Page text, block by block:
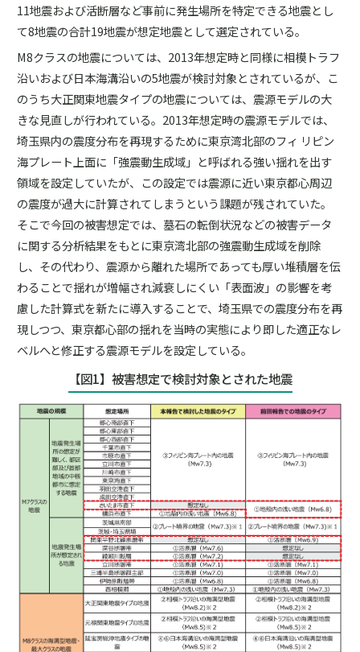
11地震および活断層など事前に発生場所を特定できる地震とし
て8地震の合計19地震が想定地震として選定されている。
M8クラスの地震については、2013年想定時と同様に相模トラフ
沿いおよび日本海溝沿いの5地震が検討対象とされているが、こ
のうち大正関東地震タイプの地震については、震源モデルの大
きな見直しが行われている。2013年想定時の震源モデルでは、
埼玉県内の震度分布を再現するために東京湾北部のフィ リピン
海プレート上面に「強震動生成域」と呼ばれる強い揺れを出す
領域を設定していたが、この設定では震源に近い東京都心周辺
の震度が過大に計算されてしまうという課題が残されていた。
そこで今回の被害想定では、墓石の転倒状況などの被害データ
に関する分析結果をもとに東京湾北部の強震動生成域を削除
し、その代わり、震源から離れた場所であっても厚い堆積層を伝
わることで揺れが増幅され減衰しにくい「表面波」の影響を考
慮した計算式を新たに導入することで、埼玉県での震度分布を再
現しつつ、東京都心部の揺れを当時の実態により即した適正なレ
ベルへと修正する震源モデルを設定している。
【図1】被害想定で検討対象とされた地震